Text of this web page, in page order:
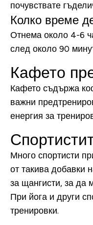
почувствате
Колко време
Отнема около 4-6
след около 90
Кафето
Кафето съдържа
важни
енергия за
Много спортисти
от такива добавки
за щангисти, за да
При йога и други
тренировки.